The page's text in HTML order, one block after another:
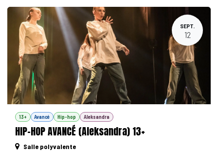
SEPT.
12
13+ Avancé Hip-hop Aleksandra
HIP-HOP AVANCÉ (Aleksandra) 13+
Salle polyvalente